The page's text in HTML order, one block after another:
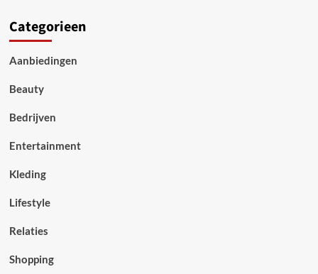
Categorieen
Aanbiedingen
Beauty
Bedrijven
Entertainment
Kleding
Lifestyle
Relaties
Shopping